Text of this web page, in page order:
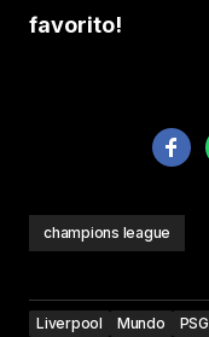
favorito!
champions league
Liverpool Mundo PSG